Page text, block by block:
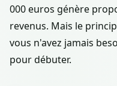
000 euros génère
revenus. Mais le
vous n'avez jamais
pour débuter.